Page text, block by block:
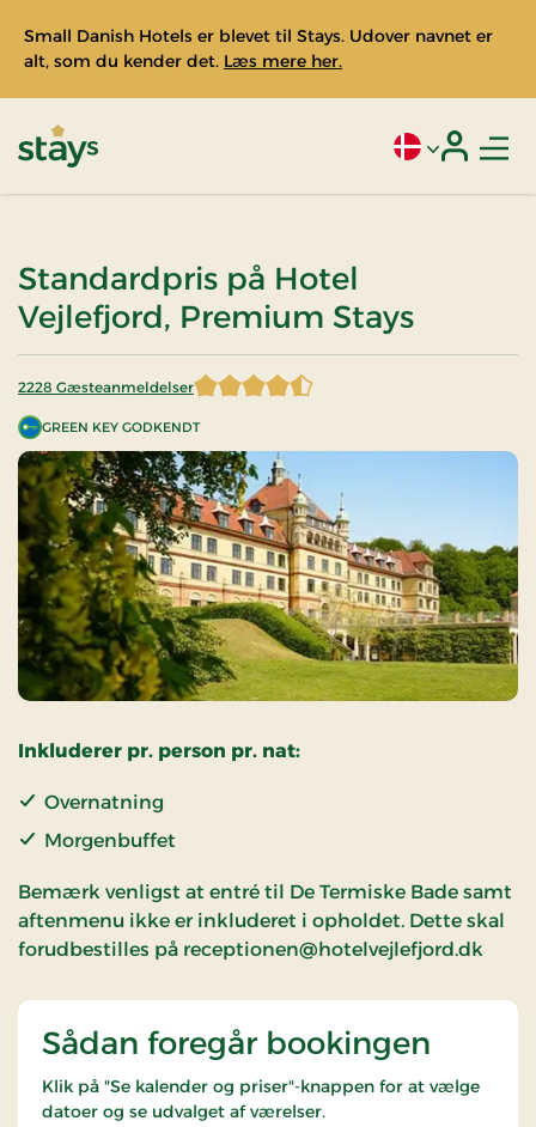
Small Danish Hotels er blevet til Stays. Udover navnet er
alt, som du kender det. Læs mere her.
Aktivt sprog:
Standardpris på Hotel
Vejlefjord, Premium Stays
GREEN KEY GODKENDT
2228 Gæsteanmeldelser
4,442101 af 5 stjerner
Inkluderer pr. person pr. nat:
Overnatning
Morgenbuffet
Bemærk venligst at entré til De Termiske Bade samt
aftenmenu ikke er inkluderet i opholdet. Dette skal
forudbestilles på receptionen@hotelvejlefjord.dk
Sådan foregår bookingen
Klik på "Se kalender og priser"-knappen for at vælge
datoer og se udvalget af værelser.